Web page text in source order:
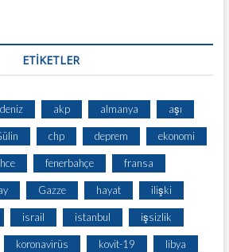
ETİKETLER
akp almanya aşı
chp deprem ekonomi
fenerbahçe fransa
Gazze hayat ilişki
israil istanbul işsizlik
koronavirüs kovit-19 libya